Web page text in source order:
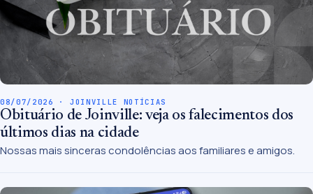
08/07/2026 · JOINVILLE NOTÍCIAS
Obituário de Joinville: veja os falecimentos dos
últimos dias na cidade
Nossas mais sinceras condolências aos familiares e amigos.